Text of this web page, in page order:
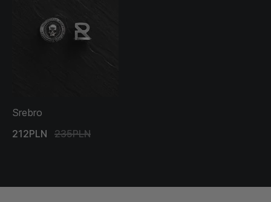
Srebro
212PLN
235PLN